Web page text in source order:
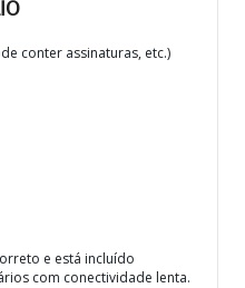
conter assinaturas, etc.)
e está incluído
com conectividade lenta.